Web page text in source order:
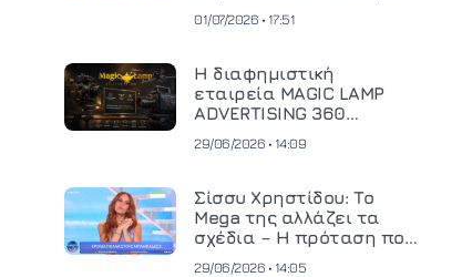
01/07/2026 • 17:51
Η διαφημιστική
εταιρεία MAGIC LAMP
ADVERTISING 360
κινηματογραφική
και ανεβάζει τον πήχη
στην παραγωγή
οπτικοακουστικού
περιεχομένου
29/06/2026 • 14:09
Σίσσυ Χρηστίδου: Το
Mega της αλλάζει τα
σχέδια – Η πρόταση που
29/06/2026 • 14:05